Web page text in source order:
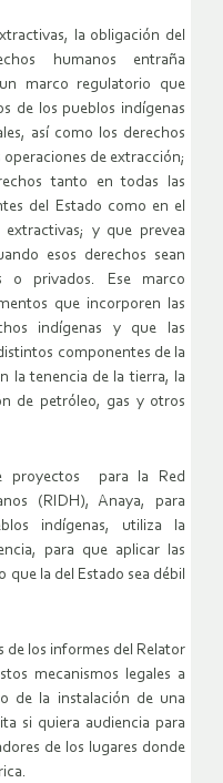
la obligación del
humanos entraña
marco regulatorio que
de los pueblos indígenas
así como los derechos
de extracción;
tanto en todas las
del Estado como en el
y que prevea
esos derechos sean
o privados. Ese marco
que incorporen las
indígenas y que las
componentes de la
la tenencia de la tierra, la
de petróleo, gas y otros
proyectos para la Red
(RIDH), Anaya, para
indígenas, utiliza la
para que aplicar las
que la del Estado sea débil
de los informes del Relator
mecanismos legales a
de la instalación de una
si quiera audiencia para
de los lugares donde